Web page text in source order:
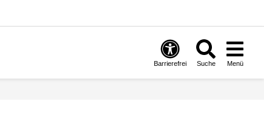
Barrierefrei Suche Menü